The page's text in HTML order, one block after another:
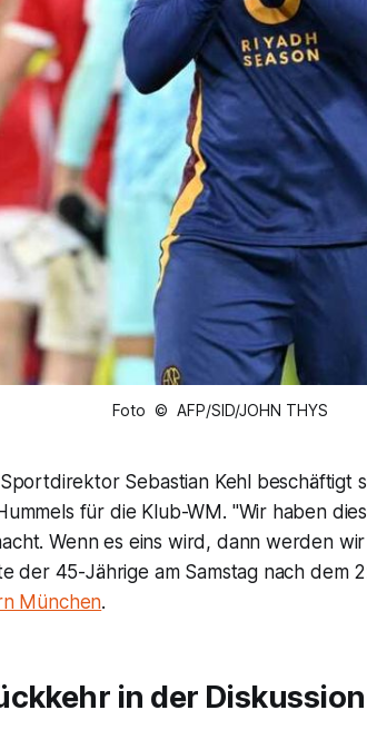
Foto © AFP/SID/JOHN THYS
Sebastian Kehl beschäftigt
für die Klub-WM. "Wir haben
Wenn es eins wird, dann werden
der 45-Jährige am Samstag nach dem
München.
in der Diskussion